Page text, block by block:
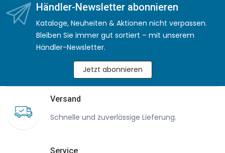
Händler-Newsletter abonnieren
Kataloge, Neuheiten & Aktionen nicht verpassen.
Bleiben Sie immer gut sortiert – mit unserem
Händler-Newsletter.
Jetzt abonnieren
Versand
Schnelle und zuverlässige Lieferung.
Service